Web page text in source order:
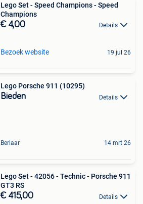
Lego Set - Speed Champions - Speed
Champions
€ 4,00 Details
Bezoek website 19 jul 26
Lego Porsche 911 (10295)
Bieden Details
Berlaar 14 mrt 26
Lego Set - 42056 - Technic - Porsche 911
GT3 RS
€ 415,00 Details